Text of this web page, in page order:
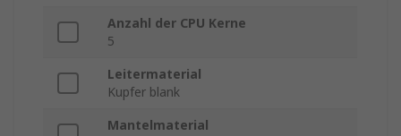
Anzahl der CPU Kerne
5
Leitermaterial
Kupfer blank
Mantelmaterial